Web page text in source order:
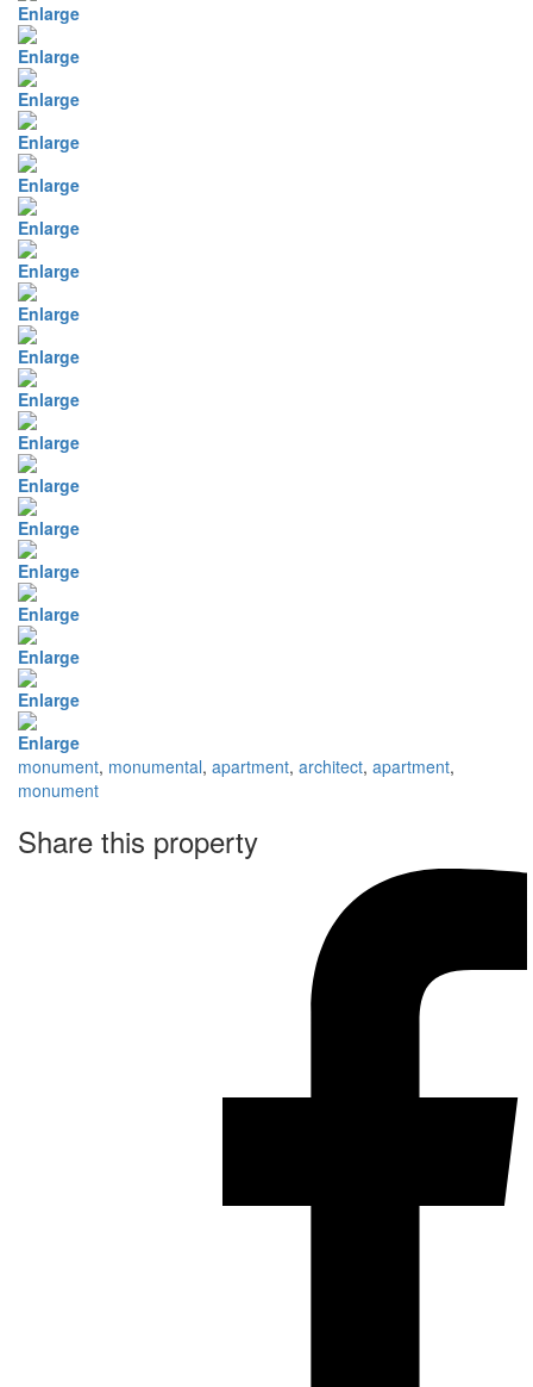
Enlarge
Enlarge
Enlarge
Enlarge
Enlarge
Enlarge
Enlarge
Enlarge
Enlarge
Enlarge
Enlarge
Enlarge
Enlarge
Enlarge
Enlarge
Enlarge
Enlarge
Enlarge
monument, monumental, apartment, architect, apartment,
monument
Share this property